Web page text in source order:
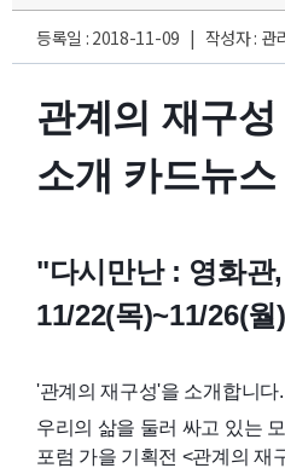
등록일 : 2018-11-09 | 작성자 :
관계의 재구성
소개 카드뉴스
"다시만난 : 영화관
11/22(목)~11/26(월)
'관계의 재구성'을 소개합니다.
우리의 삶을 둘러 싸고 있는
포럼 가을 기획전 <관계의 재